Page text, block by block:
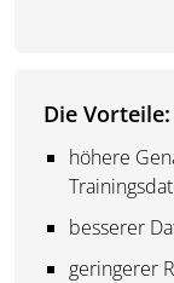
Die Vorteile:
höhere
besserer
geringerer